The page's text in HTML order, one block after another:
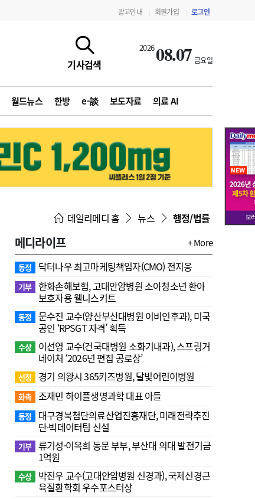
광고안내 회원가입 로그인
기사검색
202608.07 금요일
월드뉴스 한방 e-談 보도자료 의료 AI
지침·기준·평가 약제급여 심사 결과
데일리메디 홈 뉴스 행정/법률
메디라이프 + More
동정 닥터나우 최고마케팅책임자(CMO) 전지웅
기부 한화손해보험, 고대안암병원 소아청소년 환아
보호자용 웰니스키트
동정
문수진 교수( 양산부산대병원 이비인후과), 미국
공인 ‘RPSGT 자격’ 획득
수상
이선영 교수(건국대병원 소화기내과), 스프링거
네이처 ‘2026년 편집 공로상’
선정 경기 의왕시 365키즈병원, 달빛어린이병원
화촉 조재민 하이플생명과학 대표 아들
동정
대구경북첨단의료산업진흥재단, 미래전략추진
단·빅데이터팀 신설
기부 류기성·이옥희 동문 부부, 부산대 의대 발전기금
1억원
수상
박진우 교수(고대안암병원 신경과), 국제신경근
육질환학회 우수포스터상